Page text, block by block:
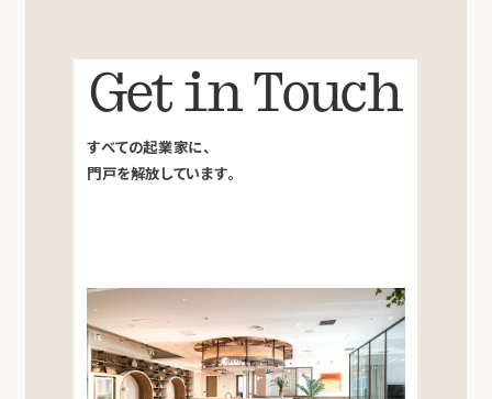
Get in Touch
すべての起業家に、
門戸を解放しています。